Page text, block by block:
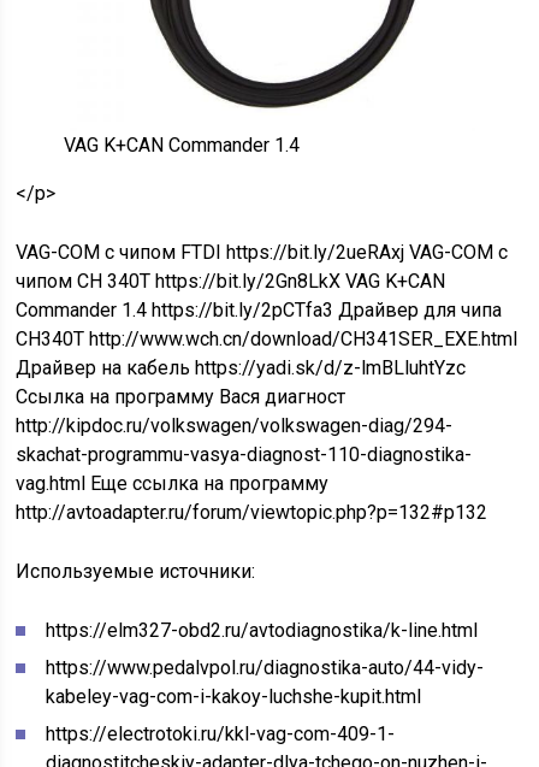
VAG K+CAN Commander 1.4
</p>
VAG-COM c чипом FTDI https://bit.ly/2ueRAxj VAG-COM с
чипом CH 340Т https://bit.ly/2Gn8LkX VAG K+CAN
Commander 1.4 https://bit.ly/2pCTfa3 Драйвер для чипа
CH340T http://www.wch.cn/download/CH341SER_EXE.html
Драйвер на кабель https://yadi.sk/d/z-lmBLluhtYzc
Ссылка на программу Вася диагност
http://kipdoc.ru/volkswagen/volkswagen-diag/294-
skachat-programmu-vasya-diagnost-110-diagnostika-
vag.html Еще ссылка на программу
http://avtoadapter.ru/forum/viewtopic.php?p=132#p132
Используемые источники:
https://elm327-obd2.ru/avtodiagnostika/k-line.html
https://www.pedalvpol.ru/diagnostika-auto/44-vidy-
kabeley-vag-com-i-kakoy-luchshe-kupit.html
https://electrotoki.ru/kkl-vag-com-409-1-